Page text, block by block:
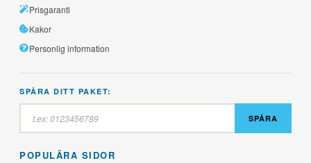
Prisgaranti
Kakor
Personlig information
SPÅRA DITT PAKET:
SPÅRA
POPULÄRA SIDOR